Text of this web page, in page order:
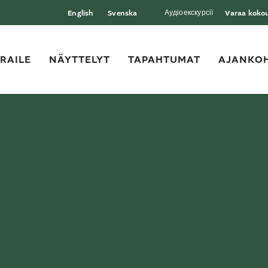
English Svenska Аудіоекскурсії Varaa
NÄYTTELYT TAPAHTUMAT